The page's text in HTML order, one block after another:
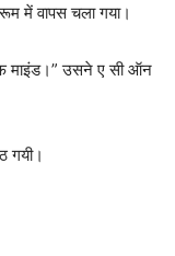
में वापस चला गया।
माइंड।” उसने ए सी ऑन
गयी।